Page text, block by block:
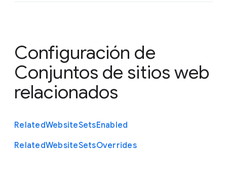
Configuración de
Conjuntos de sitios web
relacionados
RelatedWebsiteSetsEnabled
RelatedWebsiteSetsOverrides